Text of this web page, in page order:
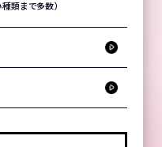
類まで多数）